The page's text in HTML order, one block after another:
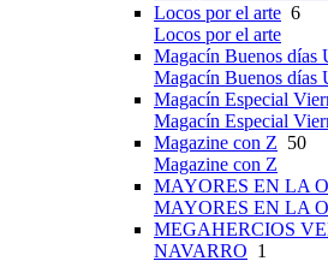
Locos por el arte 6
Locos por el arte
Magacín Buenos días
Magacín Buenos días
Magacín Especial
Magacín Especial
Magazine con Z 50
Magazine con Z
MAYORES EN LA
MAYORES EN LA
MEGAHERCIOS
NAVARRO 1